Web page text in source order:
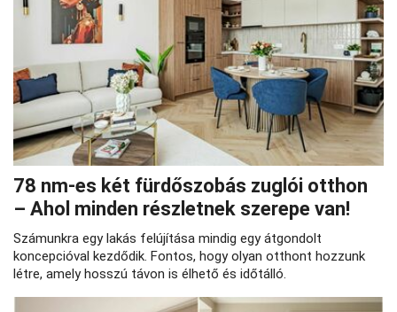
78 nm-es két fürdőszobás zuglói otthon
– Ahol minden részletnek szerepe van!
Számunkra egy lakás felújítása mindig egy átgondolt
koncepcióval kezdődik. Fontos, hogy olyan otthont hozzunk
létre, amely hosszú távon is élhető és időtálló.